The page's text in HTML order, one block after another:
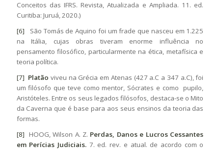
Conceitos das IFRS. Revista, Atualizada e Ampliada. 11. ed.
Curitiba: Juruá, 2020.)
[6] São Tomás de Aquino foi um frade que nasceu em 1.225
na Itália, cujas obras tiveram enorme influência no
pensamento filosófico, particularmente na ética, metafísica e
teoria política.
[7] Platão viveu na Grécia em Atenas (427 a.C a 347 a.C), foi
um filósofo que teve como mentor, Sócrates e como pupilo,
Aristóteles. Entre os seus legados filósofos, destaca-se o Mito
da Caverna que é base para aos seus ensinos da teoria das
formas.
[8] HOOG, Wilson A. Z. Perdas, Danos e Lucros Cessantes
em Perícias Judiciais. 7. ed. rev. e atual. de acordo com o